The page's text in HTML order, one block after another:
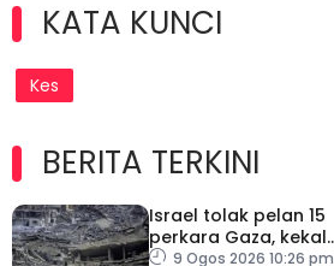
KATA KUNCI
Kes
BERITA TERKINI
Israel tolak pelan 15
perkara Gaza, kekal
desak Hamas lucut
9 Ogos 2026 10:26 pm